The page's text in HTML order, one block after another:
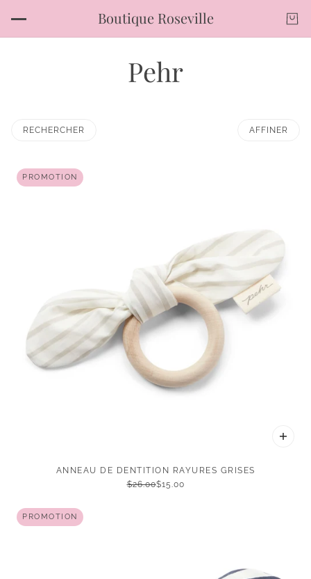
Boutique Roseville
Pehr
RECHERCHER AFFINER
PROMOTION
ANNEAU DE DENTITION RAYURES GRISES
$26.00$15.00
PROMOTION